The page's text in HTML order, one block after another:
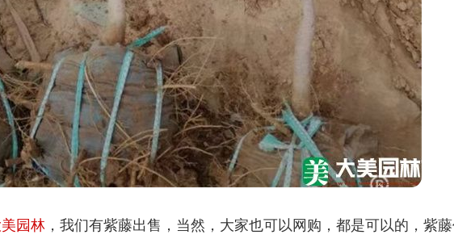
园林，我们有紫藤出售，当然，大家也可以网购，都是可以的，紫